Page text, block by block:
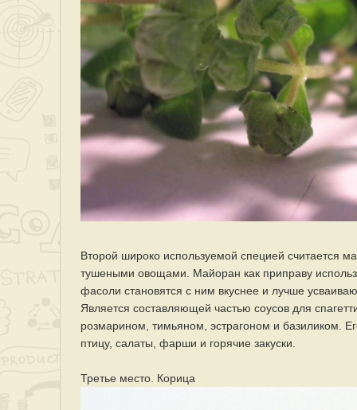
Второй широко используемой специей считается
тушеными овощами. Майоран как приправу
фасоли становятся с ним вкуснее и лучше
Является составляющей частью соусов для
розмарином, тимьяном, эстрагоном и базиликом.
птицу, салаты, фарши и горячие закуски.
Третье место. Корица